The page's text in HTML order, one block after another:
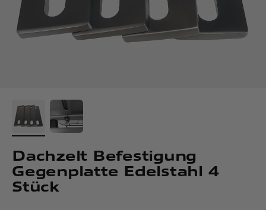
Dachzelt Befestigung
Gegenplatte Edelstahl 4
Stück